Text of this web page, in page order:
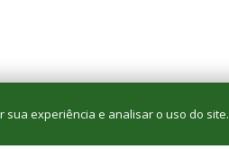
sua experiência e analisar o uso do site.